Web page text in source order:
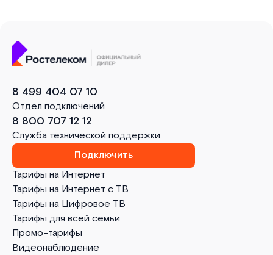
Тарифы на Интернет
Тарифы на Интернет с ТВ
Тарифы на Цифровое ТВ
Тарифы для всей семьи
Промо-тарифы
Видеонаблюдение
8 499 404 07 10
Отдел подключений
8 800 707 12 12
Служба технической поддержки
Подключить